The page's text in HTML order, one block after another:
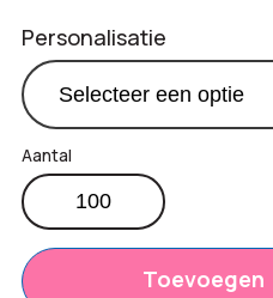
Personalisatie
Totaal
opties:
€0,00
3D
usb
stick
aantal
Toevoegen